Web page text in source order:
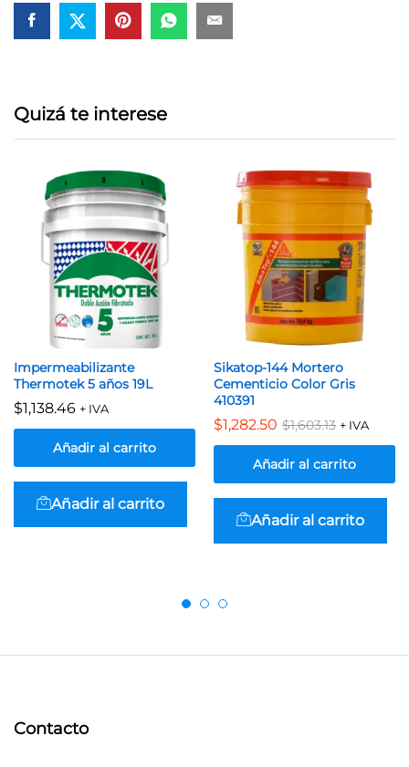
Quizá te interese
Impermeabilizante
Thermotek 5 años 19L
$1,138.46 + IVA
Añadir al carrito
Añadir al carrito
Sikatop-144 Mortero
Cementicio Color Gris
410391
$1,282.50 $1,603.13 + IVA
Añadir al carrito
Añadir al carrito
Contacto